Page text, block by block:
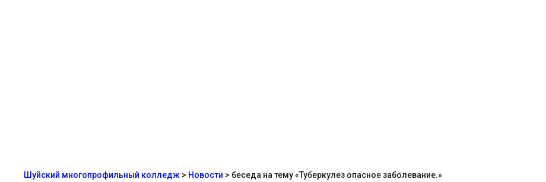
Шуйский многопрофильный колледж > Новости > беседа на тему «Туберкулез опасное заболевание.»